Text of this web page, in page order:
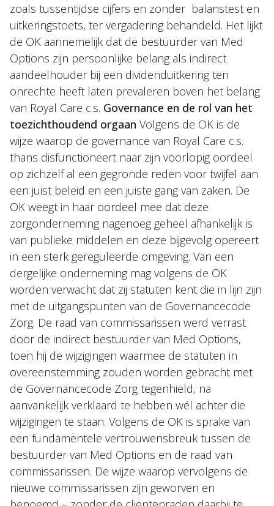
zoals tussentijdse cijfers en zonder balanstest en
uitkeringstoets, ter vergadering behandeld. Het lijkt
de OK aannemelijk dat de bestuurder van Med
Options zijn persoonlijke belang als indirect
aandeelhouder bij een dividenduitkering ten
onrechte heeft laten prevaleren boven het belang
van Royal Care c.s. Governance en de rol van het
toezichthoudend orgaan Volgens de OK is de
wijze waarop de governance van Royal Care c.s.
thans disfunctioneert naar zijn voorlopig oordeel
op zichzelf al een gegronde reden voor twijfel aan
een juist beleid en een juiste gang van zaken. De
OK weegt in haar oordeel mee dat deze
zorgonderneming nagenoeg geheel afhankelijk is
van publieke middelen en deze bijgevolg opereert
in een sterk gereguleerde omgeving. Van een
dergelijke onderneming mag volgens de OK
worden verwacht dat zij statuten kent die in lijn zijn
met de uitgangspunten van de Governancecode
Zorg. De raad van commissarissen werd verrast
door de indirect bestuurder van Med Options,
toen hij de wijzigingen waarmee de statuten in
overeenstemming zouden worden gebracht met
de Governancecode Zorg tegenhield, na
aanvankelijk verklaard te hebben wél achter die
wijzigingen te staan. Volgens de OK is sprake van
een fundamentele vertrouwensbreuk tussen de
bestuurder van Med Options en de raad van
commissarissen. De wijze waarop vervolgens de
nieuwe commissarissen zijn geworven en